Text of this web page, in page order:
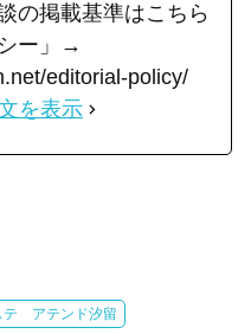
の掲載基準はこちら
ー」→
editorial-policy/
を表示
テ アテンド汐留